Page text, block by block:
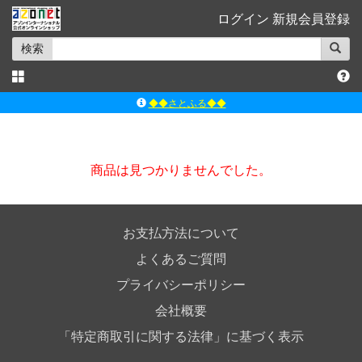
ログイン 新規会員登録
検索
◆◆さとふる◆◆
ｱｿﾞﾝｵﾝﾗｲﾝｼｮｯﾌﾟX
商品は見つかりませんでした。
お支払方法について
よくあるご質問
プライバシーポリシー
会社概要
「特定商取引に関する法律」に基づく表示